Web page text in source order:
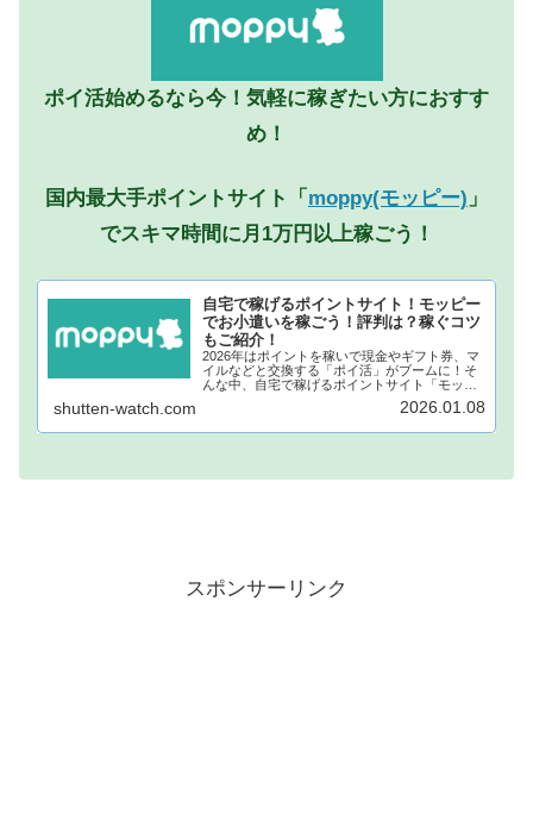
ポイ活始めるなら今！気軽に稼ぎたい方におすす
め！
国内最大手ポイントサイト「 moppy(モッピー) 」
でスキマ時間に月1万円以上稼ごう！
自宅で稼げるポイントサイト！モッピー
でお小遣いを稼ごう！評判は？稼ぐコツ
もご紹介！
2026年はポイントを稼いで現金やギフト券、マ
イルなどと交換する「ポイ活」がブームに！そ
んな中、自宅で稼げるポイントサイト「モッピ
ー」が注目されています！モッピーに登録し、
自宅でポイントを稼げば、あなたも月1万円稼ぐ
shutten-watch.com 2026.01.08
スポンサーリンク